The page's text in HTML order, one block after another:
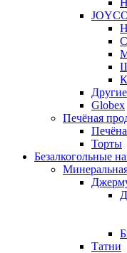
Globex
Печёная
Торты
Безалкогольные
Татни